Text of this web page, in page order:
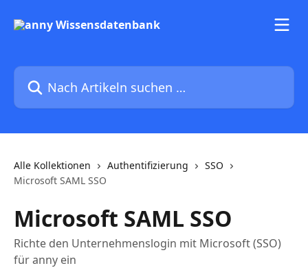
Nach Artikeln suchen …
Alle Kollektionen Authentifizierung
SSO
Microsoft SAML SSO
Microsoft SAML SSO
Richte den Unternehmenslogin mit Microsoft (SSO)
für anny ein